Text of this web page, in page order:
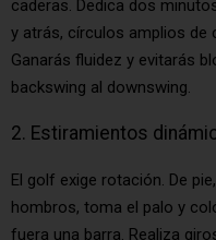
caderas. Dedica dos
y atrás, círculos amplios de
Ganarás fluidez y evitarás
backswing al downswing.
2. Estiramientos
El golf exige rotación. De
hombros, toma el palo y
fuera una barra. Realiza